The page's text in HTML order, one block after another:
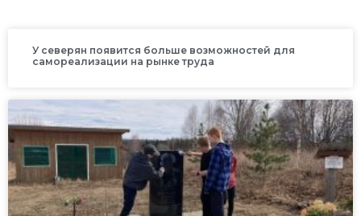
У северян появится больше возможностей для
самореализации на рынке труда